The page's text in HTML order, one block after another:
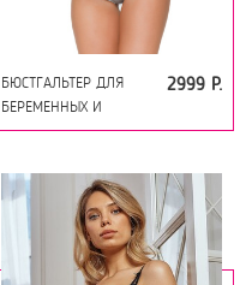
БЮСТГАЛЬТЕР ДЛЯ
БЕРЕМЕННЫХ И
КОРМЯЩИХ 18931
2999 Р.